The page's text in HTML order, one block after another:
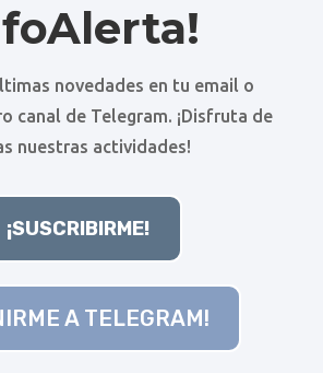
novedades en tu email o
canal de Telegram. ¡Disfruta de
nuestras actividades!
¡SUSCRIBIRME!
A TELEGRAM!